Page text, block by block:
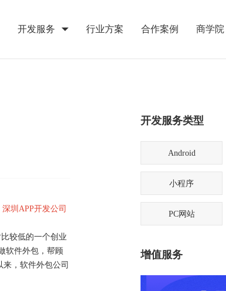
开发服务 行业方案 合作案例 商学院
深圳APP开发公司
较低的一个创业
软件外包，帮顾
，软件外包公司
开发服务类型
Android
小程序
PC网站
增值服务